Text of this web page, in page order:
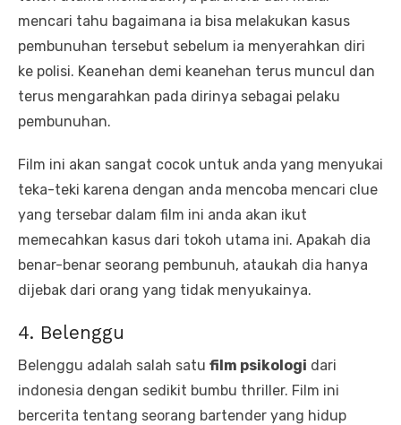
mencari tahu bagaimana ia bisa melakukan kasus
pembunuhan tersebut sebelum ia menyerahkan diri
ke polisi. Keanehan demi keanehan terus muncul dan
terus mengarahkan pada dirinya sebagai pelaku
pembunuhan.
Film ini akan sangat cocok untuk anda yang menyukai
teka-teki karena dengan anda mencoba mencari clue
yang tersebar dalam film ini anda akan ikut
memecahkan kasus dari tokoh utama ini. Apakah dia
benar-benar seorang pembunuh, ataukah dia hanya
dijebak dari orang yang tidak menyukainya.
4. Belenggu
Belenggu adalah salah satu film psikologi dari
indonesia dengan sedikit bumbu thriller. Film ini
bercerita tentang seorang bartender yang hidup